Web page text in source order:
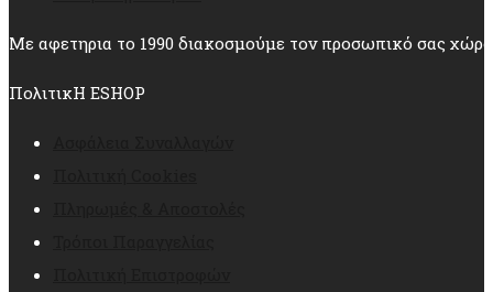
Με αφετηρια το 1990 διακοσμούμε τον προσωπικό σας
ΠολιτικΗ ESHOP